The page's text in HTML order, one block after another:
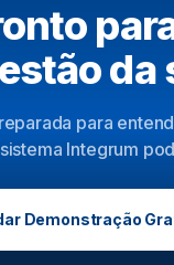
da
para
Integrum
Demonstração